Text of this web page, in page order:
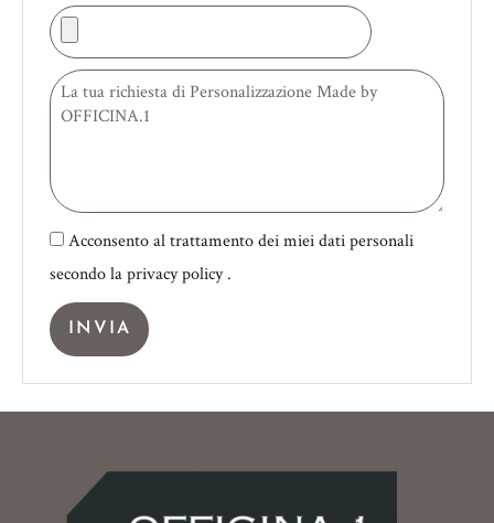
Carica
le
foto
della
stanza
Messaggio
Acconsento al trattamento dei miei dati personali
secondo laprivacy policy.
INVIA